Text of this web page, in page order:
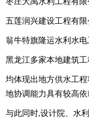
五莲润兴建设工程有限
翁牛特旗隆运水利水
黑龙江多家本地建筑工
均体现出地方供水工
地协调能力具有较高依
与此同时,设计院、水